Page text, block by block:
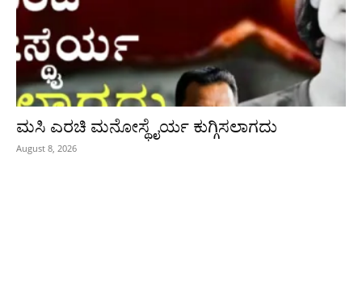
ಮಸಿ ಎರಚಿ ಮನೋಸ್ಥೈರ್ಯ ಕುಗ್ಗಿಸಲಾಗದು
August 8, 2026